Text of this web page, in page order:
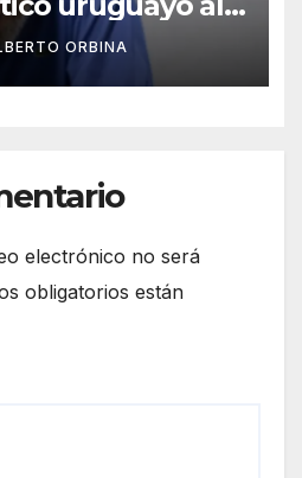
la casa el
arrestó
ORBINA
electrónico no será
obligatorios están